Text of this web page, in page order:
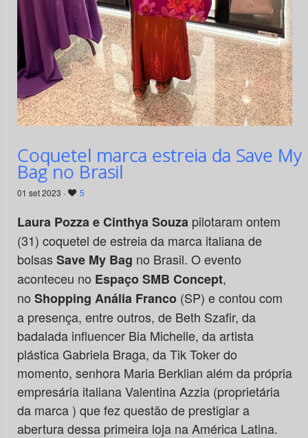
Coquetel marca estreia da Save My
Bag no Brasil
01 set 2023 · 5
Laura Pozza e Cinthya Souza pilotaram ontem
(31) coquetel de estreia da marca italiana de
bolsasSave My Bag no Brasil. O evento
aconteceu no Espaço SMB Concept,
no Shopping Anália Franco(SP) e contou com
a presença, entre outros, de Beth Szafir, da
badalada influencer Bia Michelle, da artista
plástica Gabriela Braga, da Tik Toker do
momento, senhora Maria Berklian além da própria
empresária italiana Valentina Azzia (proprietária
da marca ) que fez questão de prestigiar a
abertura dessa primeira loja na América Latina.